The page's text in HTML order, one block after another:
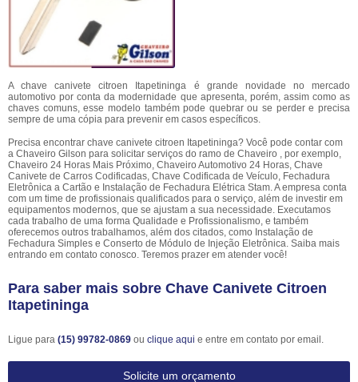
A chave canivete citroen Itapetininga é grande novidade no mercado
automotivo por conta da modernidade que apresenta, porém, assim como as
chaves comuns, esse modelo também pode quebrar ou se perder e precisa
sempre de uma cópia para prevenir em casos específicos.
Precisa encontrar chave canivete citroen Itapetininga? Você pode contar com
a Chaveiro Gilson para solicitar serviços do ramo de Chaveiro , por exemplo,
Chaveiro 24 Horas Mais Próximo, Chaveiro Automotivo 24 Horas, Chave
Canivete de Carros Codificadas, Chave Codificada de Veículo, Fechadura
Eletrônica a Cartão e Instalação de Fechadura Elétrica Stam. A empresa conta
com um time de profissionais qualificados para o serviço, além de investir em
equipamentos modernos, que se ajustam a sua necessidade. Executamos
cada trabalho de uma forma Qualidade e Profissionalismo, e também
oferecemos outros trabalhamos, além dos citados, como Instalação de
Fechadura Simples e Conserto de Módulo de Injeção Eletrônica. Saiba mais
entrando em contato conosco. Teremos prazer em atender você!
Para saber mais sobre Chave Canivete Citroen
Itapetininga
Ligue para (15) 99782-0869 ou clique aqui e entre em contato por email.
Solicite um orçamento